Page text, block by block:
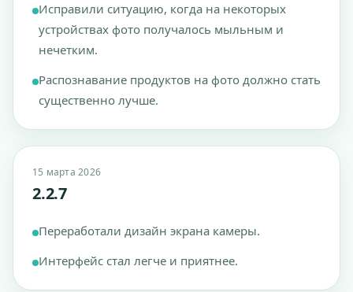
Исправили ситуацию, когда на некоторых
устройствах фото получалось мыльным и
нечетким.
Распознавание продуктов на фото должно стать
существенно лучше.
15 марта 2026
2.2.7
Переработали дизайн экрана камеры.
Интерфейс стал легче и приятнее.